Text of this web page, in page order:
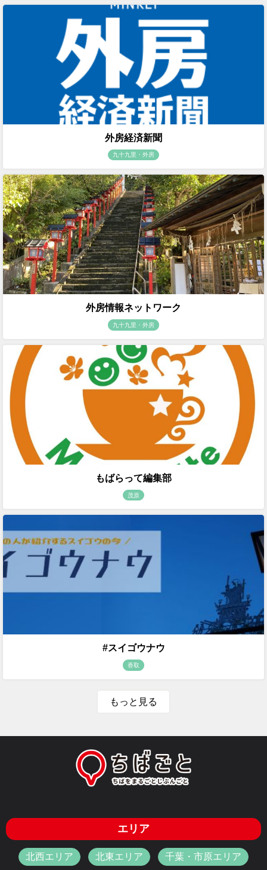
外房経済新聞
九十九里・外房
外房情報ネットワーク
九十九里・外房
もばらって編集部
茂原
#スイゴウナウ
香取
もっと見る
エリア
北西エリア 北東エリア 千葉・市原エリア